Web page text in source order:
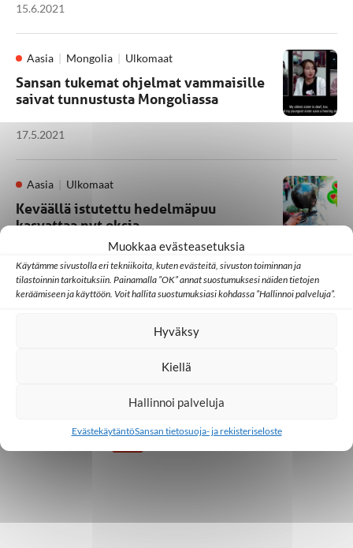
Muokkaa evästeasetuksia
Käytämme sivustolla eri tekniikoita, kuten evästeitä, sivuston toiminnan ja
tilastoinnin tarkoituksiin. Painamalla ”OK” annat suostumuksesi näiden tietojen
keräämiseen ja käyttöön. Voit hallita suostumuksiasi kohdassa ”Hallinnoi palveluja”.
Hyväksy
Kiellä
Hallinnoi palveluja
EvästekäytäntöSansan tietosuoja- ja rekisteriseloste
15.6.2021
Aasia Mongolia Ulkomaat
Sansan tukemat ohjelmat vammaisille
saivat tunnustusta Mongoliassa
17.5.2021
Aasia Ulkomaat
Keväällä istutettu hedelmäpuu
kasvattaa nyt oksia
16.10.2020
1 2 3